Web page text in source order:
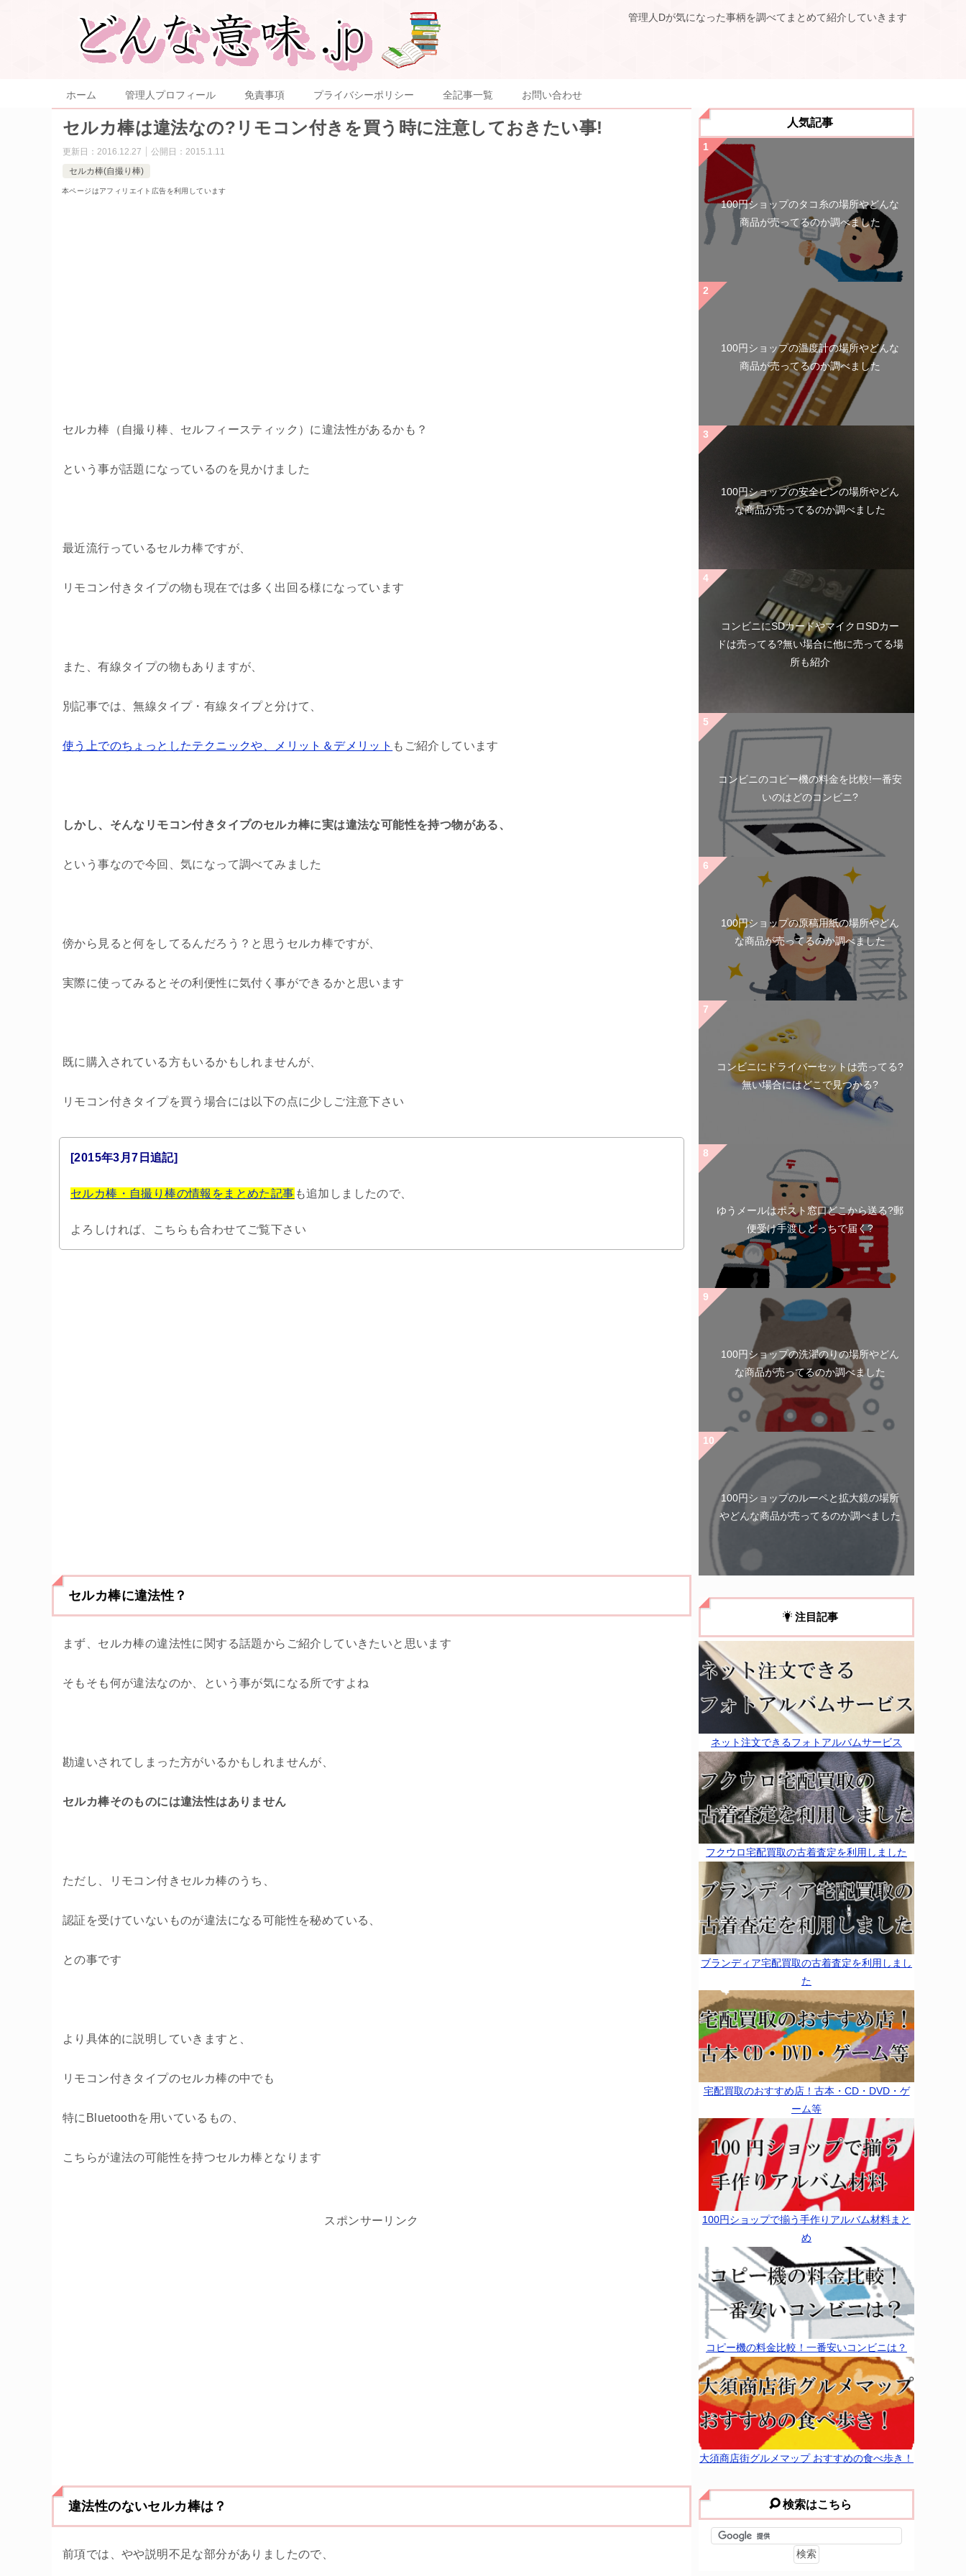
管理人Dが気になった事柄を調べてまとめて紹介していきます
ホーム 管理人プロフィール 免責事項 プライバシーポリシー 全記事一覧 お問い合わせ
セルカ棒は違法なの?リモコン付きを買う時に注意しておきたい事!
更新日： 2016.12.27 公開日： 2015.1.11
セルカ棒(自撮り棒)
本ページはアフィリエイト広告を利用しています
セルカ棒（自撮り棒、セルフィースティック）に違法性があるかも？
という事が話題になっているのを見かけました
最近流行っているセルカ棒ですが、
リモコン付きタイプの物も現在では多く出回る様になっています
また、有線タイプの物もありますが、
別記事では、無線タイプ・有線タイプと分けて、
使う上でのちょっとしたテクニックや、メリット＆デメリット もご紹介しています
しかし、そんなリモコン付きタイプのセルカ棒に実は違法な可能性を持つ物がある、
という事なので今回、気になって調べてみました
傍から見ると何をしてるんだろう？と思うセルカ棒ですが、
実際に使ってみるとその利便性に気付く事ができるかと思います
既に購入されている方もいるかもしれませんが、
リモコン付きタイプを買う場合には以下の点に少しご注意下さい
[2015年3月7日追記]
セルカ棒・自撮り棒の情報をまとめた記事 も追加しましたので、
よろしければ、こちらも合わせてご覧下さい
セルカ棒に違法性？
まず、セルカ棒の違法性に関する話題からご紹介していきたいと思います
そもそも何が違法なのか、という事が気になる所ですよね
勘違いされてしまった方がいるかもしれませんが、
セルカ棒そのものには違法性はありません
ただし、リモコン付きセルカ棒のうち、
認証を受けていないものが違法になる可能性を秘めている、
との事です
より具体的に説明していきますと、
リモコン付きタイプのセルカ棒の中でも
特にBluetoothを用いているもの、
こちらが違法の可能性を持つセルカ棒となります
スポンサーリンク
違法性のないセルカ棒は？
前項では、やや説明不足な部分がありましたので、
人気記事
100円ショップのタコ糸の場所やどんな
商品が売ってるのか調べました
100円ショップの温度計の場所やどんな
商品が売ってるのか調べました
100円ショップの安全ピンの場所やどん
な商品が売ってるのか調べました
コンビニにSDカードやマイクロSDカー
ドは売ってる?無い場合に他に売ってる場
所も紹介
コンビニのコピー機の料金を比較!一番安
いのはどのコンビニ?
100円ショップの原稿用紙の場所やどん
な商品が売ってるのか調べました
コンビニにドライバーセットは売ってる?
無い場合にはどこで見つかる?
ゆうメールはポスト窓口どこから送る?郵
便受け手渡しどっちで届く?
100円ショップの洗濯のりの場所やどん
な商品が売ってるのか調べました
100円ショップのルーペと拡大鏡の場所
やどんな商品が売ってるのか調べました
注目記事
ネット注文できるフォトアルバムサービス
フクウロ宅配買取の古着査定を利用しました
ブランディア宅配買取の古着査定を利用しまし
た
宅配買取のおすすめ店！古本・CD・DVD・ゲ
ーム等
100円ショップで揃う手作りアルバム材料まと
め
コピー機の料金比較！一番安いコンビニは？
大須商店街グルメマップ おすすめの食べ歩き！
検索はこちら